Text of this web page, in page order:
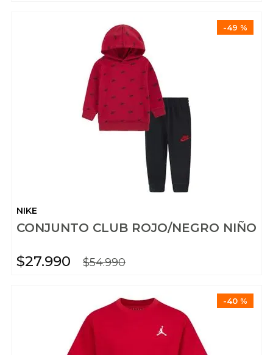
-49 %
NIKE
CONJUNTO CLUB ROJO/NEGRO NIÑO
$27.990 $54.990
-40 %